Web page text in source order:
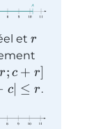
et r
r; c + r]
c∣ ≤ r.